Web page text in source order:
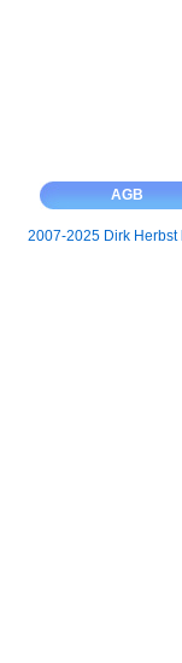
AGB
2007-2025 Dirk Herbst